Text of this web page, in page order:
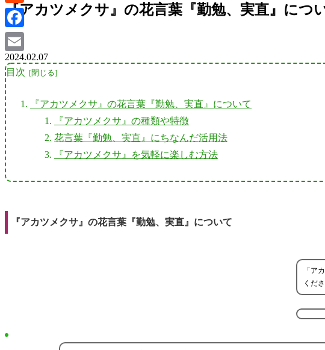
『アカツメクサ』の花言葉『勤勉、実直』につ
2024.02.07
目次
『アカツメクサ』の花言葉『勤勉、実直』について
『アカツメクサ』の種類や特徴
花言葉『勤勉、実直』にちなんだ活用法
『アカツメクサ』を気軽に楽しむ方法
『アカツメクサ』の花言葉『勤勉、実直』について
「ア
くださ
Reddit
Facebook
Email